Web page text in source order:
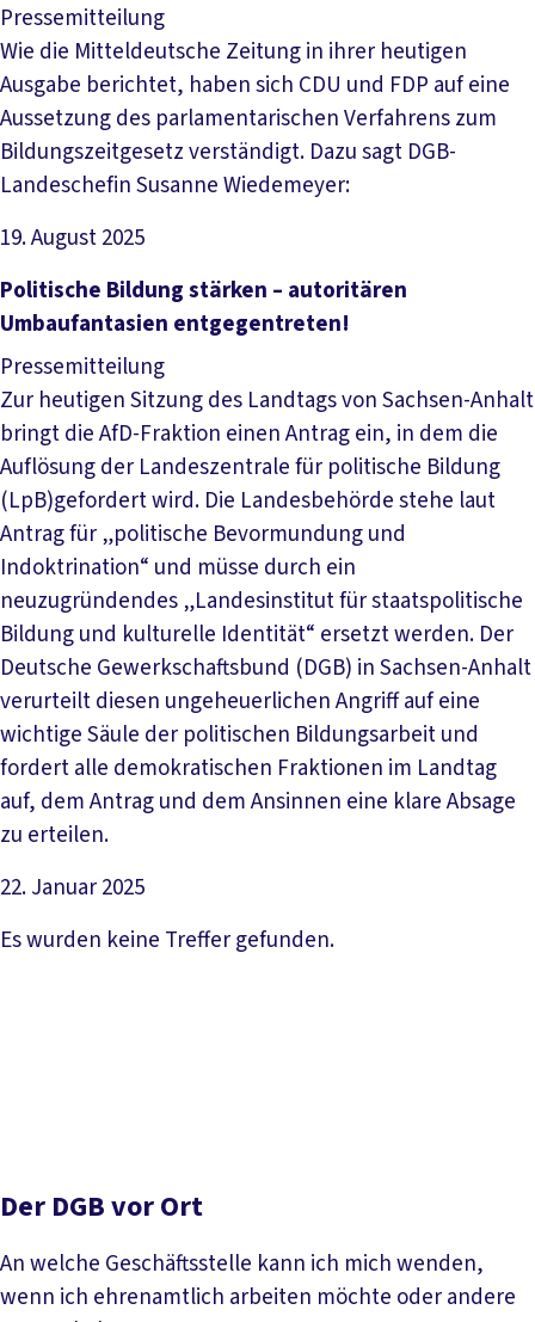
Pressemitteilung
Wie die Mitteldeutsche Zeitung in ihrer heutigen
Ausgabe berichtet, haben sich CDU und FDP auf eine
Aussetzung des parlamentarischen Verfahrens zum
Bildungszeitgesetz verständigt. Dazu sagt DGB-
Landeschefin Susanne Wiedemeyer:
19. August 2025
Artikel lesen
Politische Bildung stärken – autoritären
Umbaufantasien entgegentreten!
Pressemitteilung
Zur heutigen Sitzung des Landtags von Sachsen-Anhalt
bringt die AfD-Fraktion einen Antrag ein, in dem die
Auflösung der Landeszentrale für politische Bildung
(LpB)gefordert wird. Die Landesbehörde stehe laut
Antrag für „politische Bevormundung und
Indoktrination“ und müsse durch ein
neuzugründendes „Landesinstitut für staatspolitische
Bildung und kulturelle Identität“ ersetzt werden. Der
Deutsche Gewerkschaftsbund (DGB) in Sachsen-Anhalt
verurteilt diesen ungeheuerlichen Angriff auf eine
wichtige Säule der politischen Bildungsarbeit und
fordert alle demokratischen Fraktionen im Landtag
auf, dem Antrag und dem Ansinnen eine klare Absage
zu erteilen.
22. Januar 2025
Artikel lesen
Es wurden keine Treffer gefunden.
Der DGB vor Ort
An welche Geschäftsstelle kann ich mich wenden,
wenn ich ehrenamtlich arbeiten möchte oder andere